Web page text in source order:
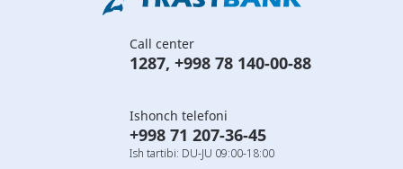
Call center
1287, +998 78 140-00-88
Ishonch telefoni
+998 71 207-36-45
Ish tartibi: DU-JU 09:00-18:00